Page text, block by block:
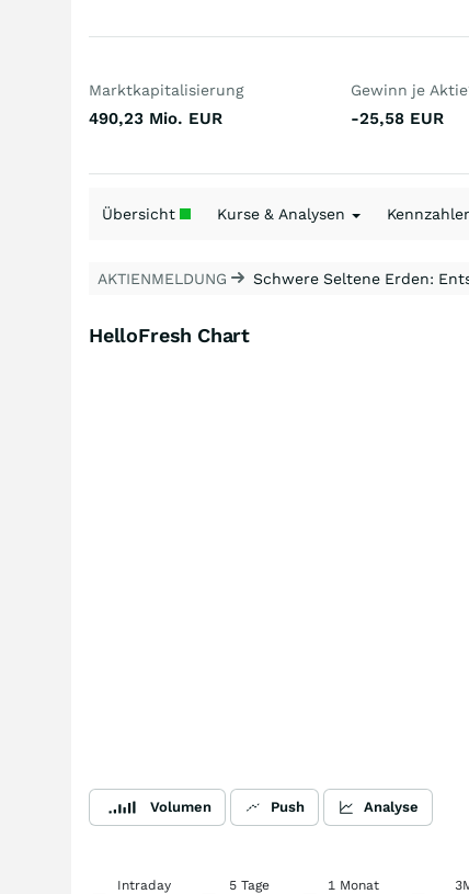
Marktkapitalisierung
490,23 Mio. EUR
Gewinn je Aktie
-25,58 EUR
Übersicht Kurse & Analysen
AKTIENMELDUNG Schwere Seltene Erden:
HelloFresh Chart
Volumen Push Analyse
Intraday 5 Tage 1 Monat